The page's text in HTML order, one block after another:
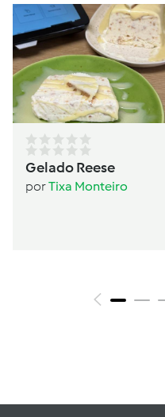
Gelado Reese
porTixa Monteiro